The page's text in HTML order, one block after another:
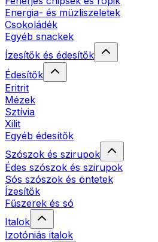
Energia- és müzliszeletek
Csokoládék
Egyéb snackek
Ízesítők és édesítők
Édesítők
Eritrit
Mézek
Sztívia
Xilit
Egyéb édesítők
Szószok és szirupok
Édes szószok és szirupok
Sós szószok és öntetek
Ízesítők
Fűszerek és só
Italok
Izotóniás italok